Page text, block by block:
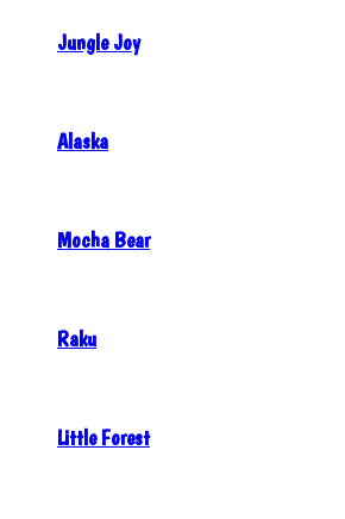
Jungle Joy
Alaska
Mocha Bear
Raku
Little Forest